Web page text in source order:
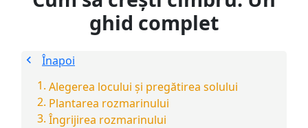
ghid complet
Înapoi
Alegerea locului și pregătirea solului
Plantarea rozmarinului
Îngrijirea rozmarinului